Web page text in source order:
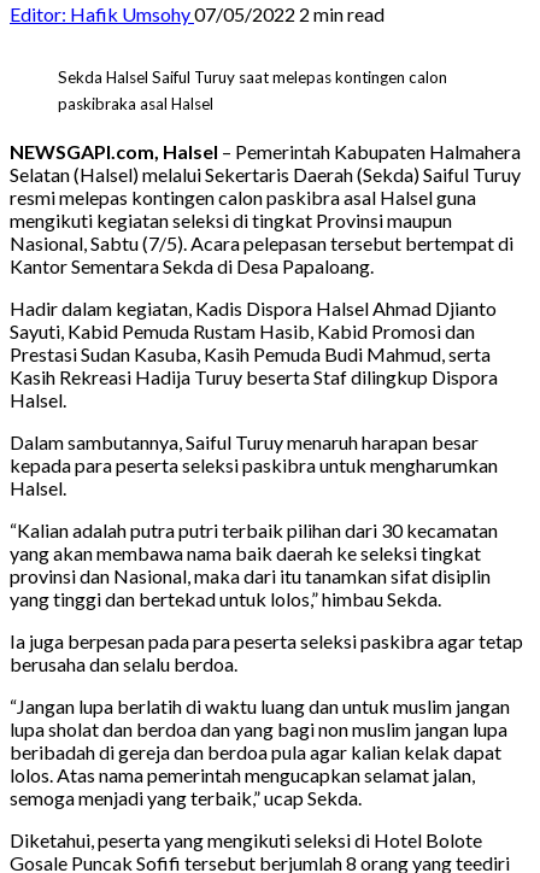
Editor: Hafik Umsohy07/05/2022 2 min read
Sekda Halsel Saiful Turuy saat melepas kontingen calon
paskibraka asal Halsel
NEWSGAPI.com, Halsel – Pemerintah Kabupaten Halmahera
Selatan (Halsel) melalui Sekertaris Daerah (Sekda) Saiful Turuy
resmi melepas kontingen calon paskibra asal Halsel guna
mengikuti kegiatan seleksi di tingkat Provinsi maupun
Nasional, Sabtu (7/5). Acara pelepasan tersebut bertempat di
Kantor Sementara Sekda di Desa Papaloang.
Hadir dalam kegiatan, Kadis Dispora Halsel Ahmad Djianto
Sayuti, Kabid Pemuda Rustam Hasib, Kabid Promosi dan
Prestasi Sudan Kasuba, Kasih Pemuda Budi Mahmud, serta
Kasih Rekreasi Hadija Turuy beserta Staf dilingkup Dispora
Halsel.
Dalam sambutannya, Saiful Turuy menaruh harapan besar
kepada para peserta seleksi paskibra untuk mengharumkan
Halsel.
“Kalian adalah putra putri terbaik pilihan dari 30 kecamatan
yang akan membawa nama baik daerah ke seleksi tingkat
provinsi dan Nasional, maka dari itu tanamkan sifat disiplin
yang tinggi dan bertekad untuk lolos,” himbau Sekda.
Ia juga berpesan pada para peserta seleksi paskibra agar tetap
berusaha dan selalu berdoa.
“Jangan lupa berlatih di waktu luang dan untuk muslim jangan
lupa sholat dan berdoa dan yang bagi non muslim jangan lupa
beribadah di gereja dan berdoa pula agar kalian kelak dapat
lolos. Atas nama pemerintah mengucapkan selamat jalan,
semoga menjadi yang terbaik,” ucap Sekda.
Diketahui, peserta yang mengikuti seleksi di Hotel Bolote
Gosale Puncak Sofifi tersebut berjumlah 8 orang yang teediri